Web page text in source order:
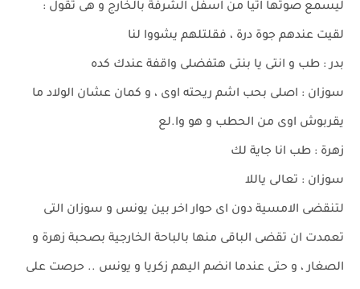
ليسمع صوتها آتيا من اسفل الشرفة بالخارج و هى تقول :
لقيت عندهم جوة درة ، فقلتلهم يشووا لنا
بدر : طب و انتى يا بنتى هتفضلى واقفة عندك كده
سوزان : اصلى بحب اشم ريحته اوى ، و كمان عشان الولاد ما
يقربوش اوى من الحطب و هو وا.لع
زهرة : طب انا جاية لك
سوزان : تعالى ياللا
لتنقضى الامسية دون اى حوار اخر بين يونس و سوزان التى
تعمدت ان تقضى الباقى منها بالباحة الخارجية بصحبة زهرة و
الصغار ، و حتى عندما انضم اليهم زكريا و يونس .. حرصت على